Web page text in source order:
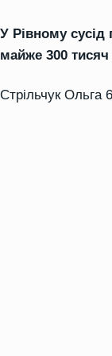
У Рівному сусід
майже 300 тисяч
Стрільчук Ольга